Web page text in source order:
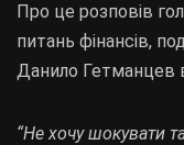
Про це розповів
питань фінансів,
Данило Гетманцев
“Не хочу шокувати